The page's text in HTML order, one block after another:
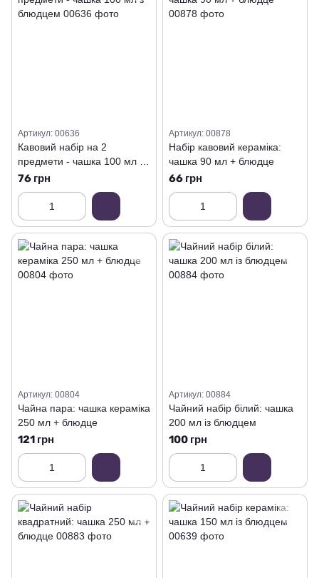
Артикул: 00636
Кавовий набір на 2
предмети - чашка 100 мл з
блюдцем
76 грн
Артикул: 00878
Набір кавовий кераміка:
чашка 90 мл + блюдце
66 грн
Артикул: 00804
Чайна пара: чашка кераміка
250 мл + блюдце
121 грн
Артикул: 00884
Чайний набір білий: чашка
200 мл із блюдцем
100 грн